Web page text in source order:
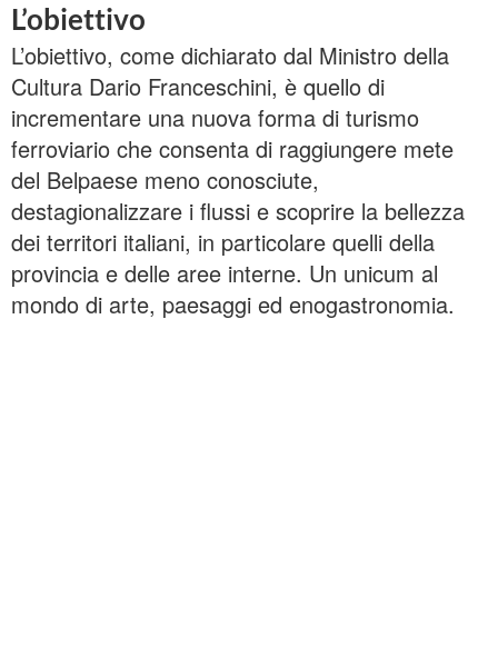
L’obiettivo
L’obiettivo, come dichiarato dal Ministro della
Cultura Dario Franceschini, è quello di
incrementare una nuova forma di turismo
ferroviario che consenta di raggiungere mete
del Belpaese meno conosciute,
destagionalizzare i flussi e scoprire la bellezza
dei territori italiani, in particolare quelli della
provincia e delle aree interne. Un unicum al
mondo di arte, paesaggi ed enogastronomia.